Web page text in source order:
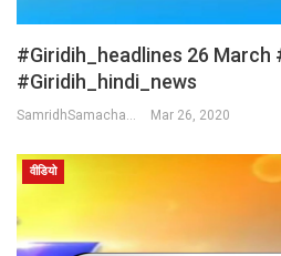
#Giridih_headlines 26 March
#giridih_hindi_news
Mar 26, 2020
वीडियो